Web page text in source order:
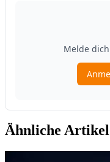
Ähnliche Artikel